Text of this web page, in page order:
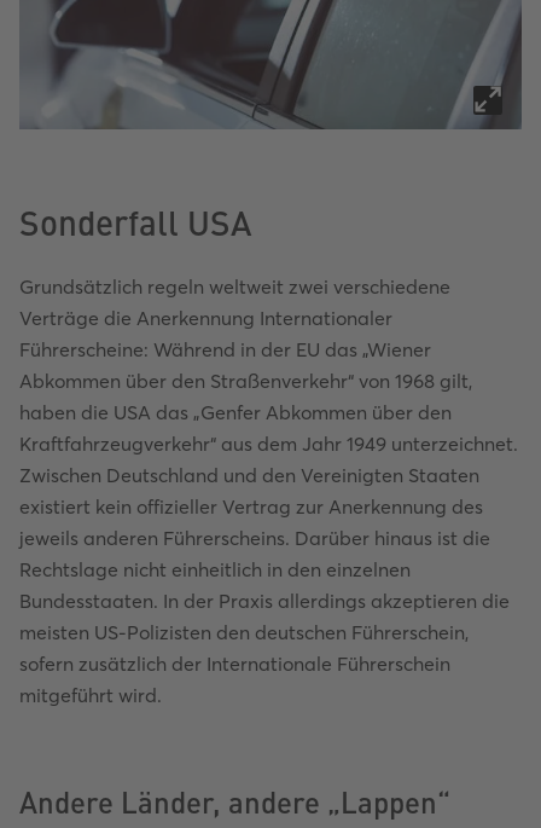
Sonderfall USA
Grundsätzlich regeln weltweit zwei verschiedene
Verträge die Anerkennung Internationaler
Führerscheine: Während in der EU das „Wiener
Abkommen über den Straßenverkehr“ von 1968 gilt,
haben die USA das „Genfer Abkommen über den
Kraftfahrzeugverkehr“ aus dem Jahr 1949 unterzeichnet.
Zwischen Deutschland und den Vereinigten Staaten
existiert kein offizieller Vertrag zur Anerkennung des
jeweils anderen Führerscheins. Darüber hinaus ist die
Rechtslage nicht einheitlich in den einzelnen
Bundesstaaten. In der Praxis allerdings akzeptieren die
meisten US-Polizisten den deutschen Führerschein,
sofern zusätzlich der Internationale Führerschein
mitgeführt wird.
Andere Länder, andere „Lappen“